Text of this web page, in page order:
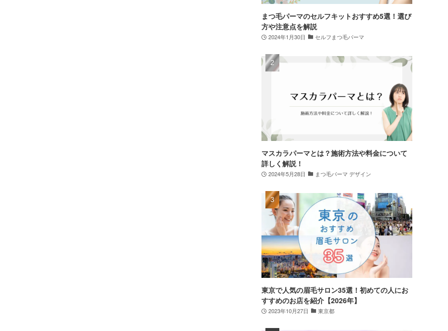
まつ毛パーマのセルフキットおすすめ5選！選び
方や注意点を解説
2024年1月30日 セルフまつ毛パーマ
マスカラパーマとは？施術方法や料金について
詳しく解説！
2024年5月28日 まつ毛パーマ デザイン
東京で人気の眉毛サロン35選！初めての人にお
すすめのお店を紹介【2026年】
2023年10月27日 東京都